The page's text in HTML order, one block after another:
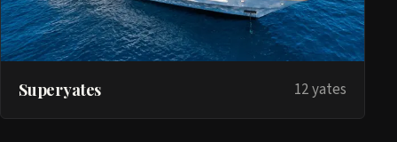
Superyates 12 yates